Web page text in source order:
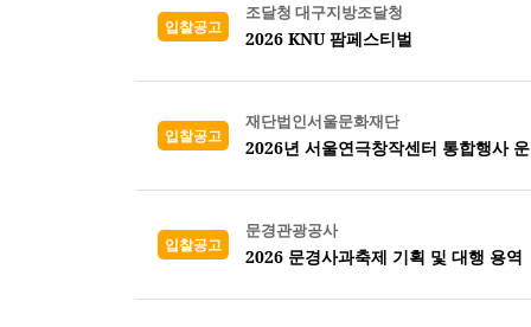
입찰공고
조달청 대구지방조달청
2026 KNU 팜페스티벌
입찰공고
재단법인서울문화재단
2026년 서울연극창작센터 통합행사
입찰공고
문경관광공사
2026 문경사과축제 기획 및 대행 용역